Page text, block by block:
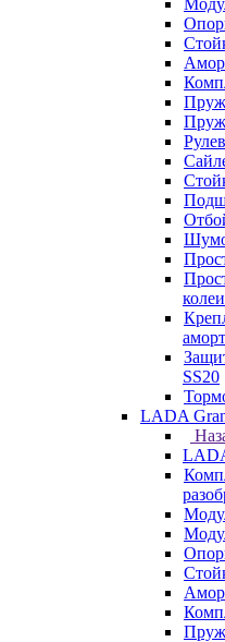
SS20
LADA